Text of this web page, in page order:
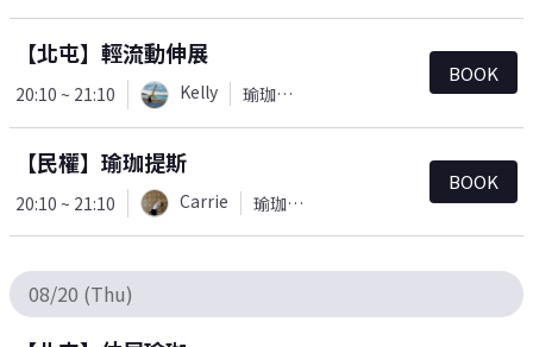
【北屯】輕流動伸展
20:10 ~ 21:10 Kelly 瑜珈＆皮拉提斯
BOOK
【民權】瑜珈提斯
20:10 ~ 21:10 Carrie 瑜珈＆皮拉提斯
BOOK
08/20 (Thu)